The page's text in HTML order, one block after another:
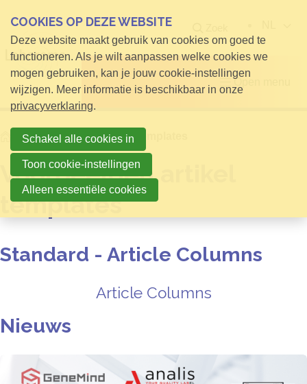
Open menu
HomeVoorbeelden artikel templates
Voorbeelden artikel
templates
Standard - Article Columns
Article Columns
Nieuws
COOKIES OP DEZE WEBSITE
Deze website maakt gebruik van cookies om goed te
functioneren. Als je wilt aanpassen welke cookies we
mogen gebruiken, kan je jouw cookie-instellingen
wijzigen. Meer informatie is beschikbaar in onze
privacyverklaring.
Schakel alle cookies in
Toon cookie-instellingen
Alleen essentiële cookies